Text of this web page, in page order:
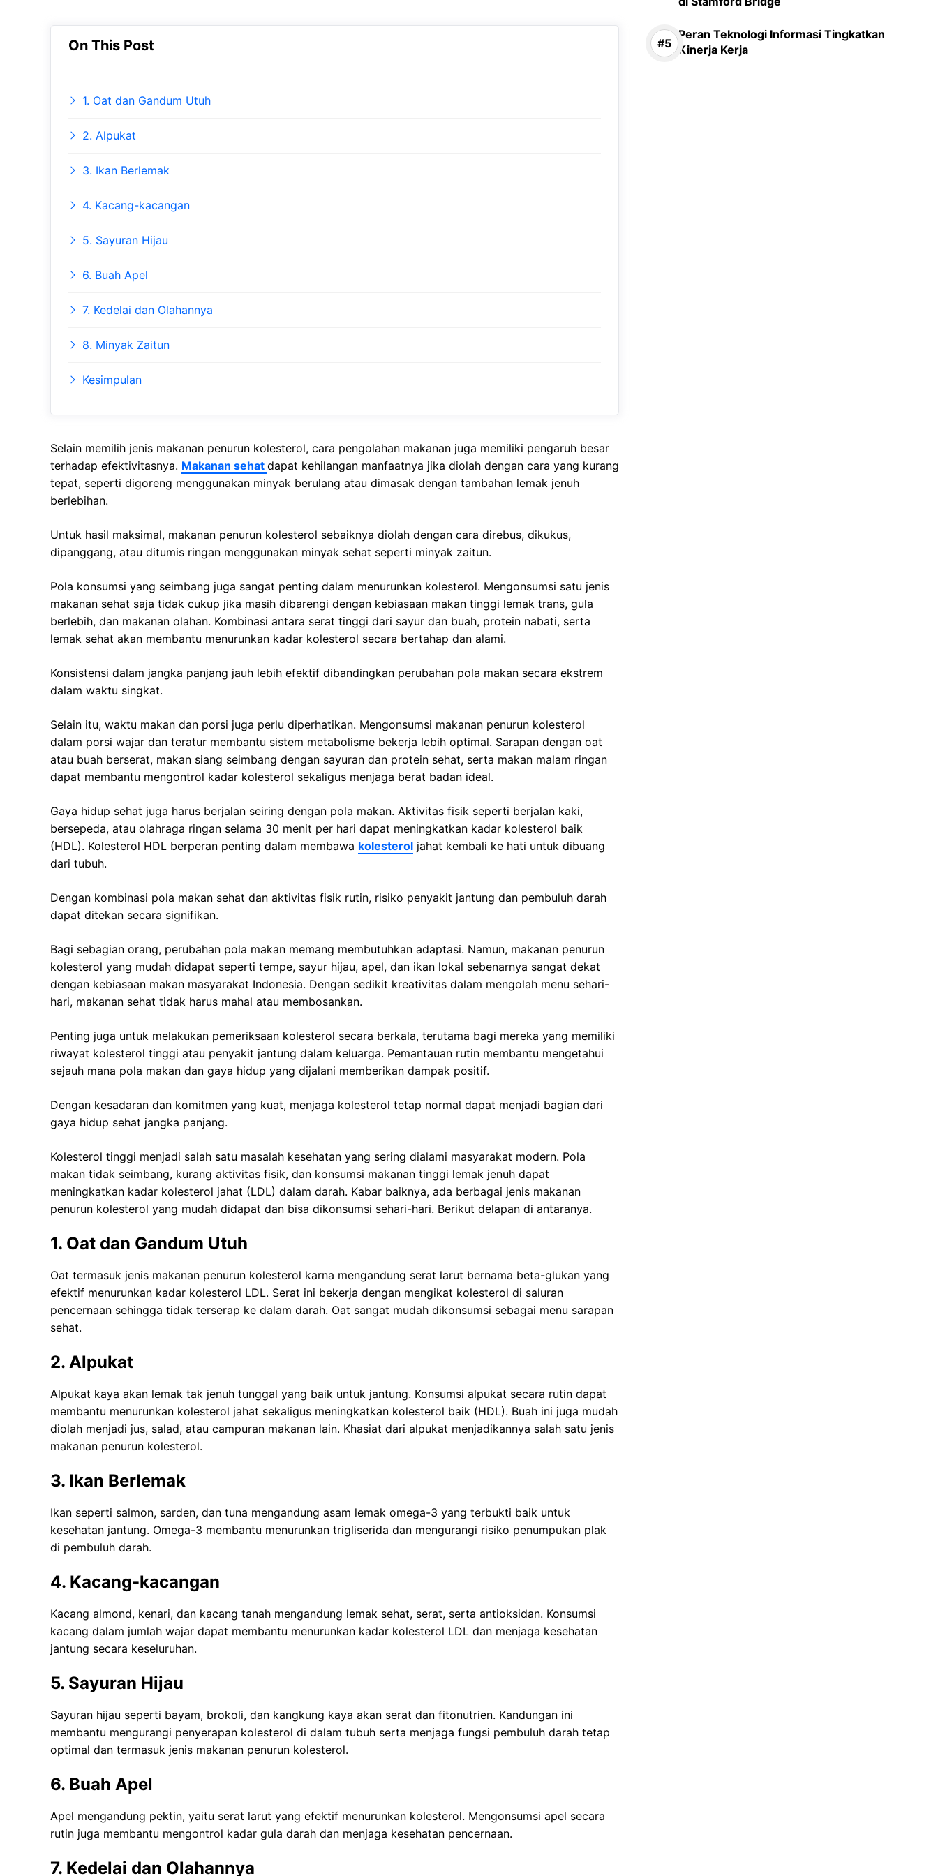
On This Post
1. Oat dan Gandum Utuh
2. Alpukat
3. Ikan Berlemak
4. Kacang-kacangan
5. Sayuran Hijau
6. Buah Apel
7. Kedelai dan Olahannya
8. Minyak Zaitun
Kesimpulan
Selain memilih jenis makanan penurun kolesterol, cara pengolahan makanan juga memiliki pengaruh besar
terhadap efektivitasnya. Makanan sehat dapat kehilangan manfaatnya jika diolah dengan cara yang kurang
tepat, seperti digoreng menggunakan minyak berulang atau dimasak dengan tambahan lemak jenuh
berlebihan.
Untuk hasil maksimal, makanan penurun kolesterol sebaiknya diolah dengan cara direbus, dikukus,
dipanggang, atau ditumis ringan menggunakan minyak sehat seperti minyak zaitun.
Pola konsumsi yang seimbang juga sangat penting dalam menurunkan kolesterol. Mengonsumsi satu jenis
makanan sehat saja tidak cukup jika masih dibarengi dengan kebiasaan makan tinggi lemak trans, gula
berlebih, dan makanan olahan. Kombinasi antara serat tinggi dari sayur dan buah, protein nabati, serta
lemak sehat akan membantu menurunkan kadar kolesterol secara bertahap dan alami.
Konsistensi dalam jangka panjang jauh lebih efektif dibandingkan perubahan pola makan secara ekstrem
dalam waktu singkat.
Selain itu, waktu makan dan porsi juga perlu diperhatikan. Mengonsumsi makanan penurun kolesterol
dalam porsi wajar dan teratur membantu sistem metabolisme bekerja lebih optimal. Sarapan dengan oat
atau buah berserat, makan siang seimbang dengan sayuran dan protein sehat, serta makan malam ringan
dapat membantu mengontrol kadar kolesterol sekaligus menjaga berat badan ideal.
Gaya hidup sehat juga harus berjalan seiring dengan pola makan. Aktivitas fisik seperti berjalan kaki,
bersepeda, atau olahraga ringan selama 30 menit per hari dapat meningkatkan kadar kolesterol baik
(HDL). Kolesterol HDL berperan penting dalam membawa kolesterol jahat kembali ke hati untuk dibuang
dari tubuh.
Dengan kombinasi pola makan sehat dan aktivitas fisik rutin, risiko penyakit jantung dan pembuluh darah
dapat ditekan secara signifikan.
Bagi sebagian orang, perubahan pola makan memang membutuhkan adaptasi. Namun, makanan penurun
kolesterol yang mudah didapat seperti tempe, sayur hijau, apel, dan ikan lokal sebenarnya sangat dekat
dengan kebiasaan makan masyarakat Indonesia. Dengan sedikit kreativitas dalam mengolah menu sehari-
hari, makanan sehat tidak harus mahal atau membosankan.
Penting juga untuk melakukan pemeriksaan kolesterol secara berkala, terutama bagi mereka yang memiliki
riwayat kolesterol tinggi atau penyakit jantung dalam keluarga. Pemantauan rutin membantu mengetahui
sejauh mana pola makan dan gaya hidup yang dijalani memberikan dampak positif.
Dengan kesadaran dan komitmen yang kuat, menjaga kolesterol tetap normal dapat menjadi bagian dari
gaya hidup sehat jangka panjang.
Kolesterol tinggi menjadi salah satu masalah kesehatan yang sering dialami masyarakat modern. Pola
makan tidak seimbang, kurang aktivitas fisik, dan konsumsi makanan tinggi lemak jenuh dapat
meningkatkan kadar kolesterol jahat (LDL) dalam darah. Kabar baiknya, ada berbagai jenis makanan
penurun kolesterol yang mudah didapat dan bisa dikonsumsi sehari-hari. Berikut delapan di antaranya.
1. Oat dan Gandum Utuh
Oat termasuk jenis makanan penurun kolesterol karna mengandung serat larut bernama beta-glukan yang
efektif menurunkan kadar kolesterol LDL. Serat ini bekerja dengan mengikat kolesterol di saluran
pencernaan sehingga tidak terserap ke dalam darah. Oat sangat mudah dikonsumsi sebagai menu sarapan
sehat.
2. Alpukat
Alpukat kaya akan lemak tak jenuh tunggal yang baik untuk jantung. Konsumsi alpukat secara rutin dapat
membantu menurunkan kolesterol jahat sekaligus meningkatkan kolesterol baik (HDL). Buah ini juga mudah
diolah menjadi jus, salad, atau campuran makanan lain. Khasiat dari alpukat menjadikannya salah satu jenis
makanan penurun kolesterol.
3. Ikan Berlemak
Ikan seperti salmon, sarden, dan tuna mengandung asam lemak omega-3 yang terbukti baik untuk
kesehatan jantung. Omega-3 membantu menurunkan trigliserida dan mengurangi risiko penumpukan plak
di pembuluh darah.
4. Kacang-kacangan
Kacang almond, kenari, dan kacang tanah mengandung lemak sehat, serat, serta antioksidan. Konsumsi
kacang dalam jumlah wajar dapat membantu menurunkan kadar kolesterol LDL dan menjaga kesehatan
jantung secara keseluruhan.
5. Sayuran Hijau
Sayuran hijau seperti bayam, brokoli, dan kangkung kaya akan serat dan fitonutrien. Kandungan ini
membantu mengurangi penyerapan kolesterol di dalam tubuh serta menjaga fungsi pembuluh darah tetap
optimal dan termasuk jenis makanan penurun kolesterol.
6. Buah Apel
Apel mengandung pektin, yaitu serat larut yang efektif menurunkan kolesterol. Mengonsumsi apel secara
rutin juga membantu mengontrol kadar gula darah dan menjaga kesehatan pencernaan.
7. Kedelai dan Olahannya
Peran Teknologi Informasi Tingkatkan
Kinerja Kerja